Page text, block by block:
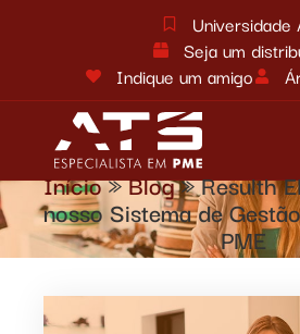
Universidade
Seja um
Indique um amigo
Início»Blog»Resulth
nosso Sistema de
PME